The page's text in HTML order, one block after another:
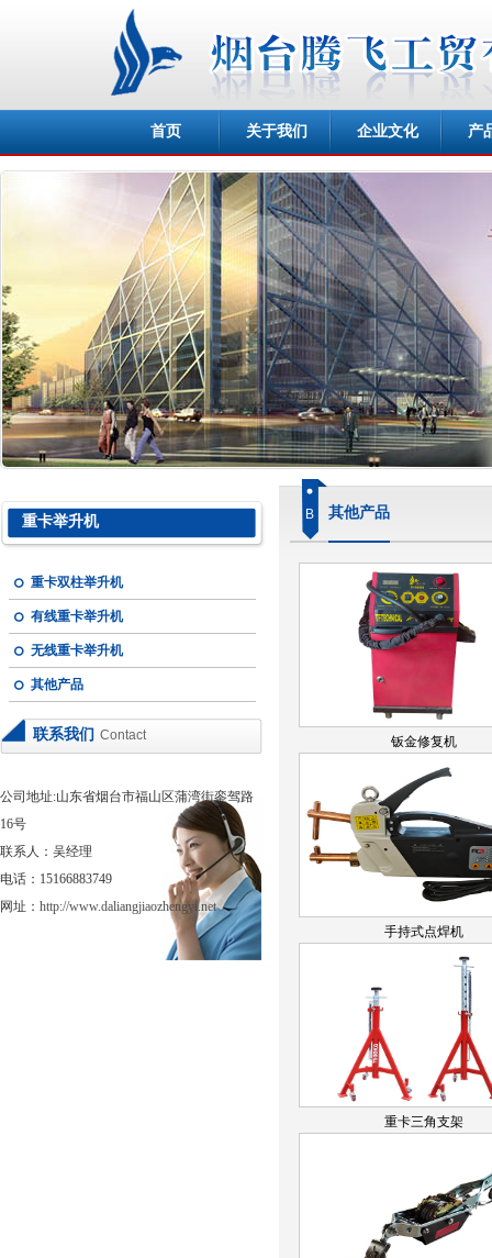
首页 关于我们 企业文化 产
重卡举升机
重卡双柱举升机
有线重卡举升机
无线重卡举升机
其他产品
联系我们 Contact
公司地址:山东省烟台市福山区蒲湾街銮驾路
16号
联系人：吴经理
电话：15166883749
网址： http://www.daliangjiaozhengyi.net
B 其他产品
钣金修复机
手持式点焊机
重卡三角支架